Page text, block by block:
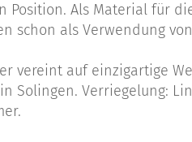
Position. Als Material für
schon als Verwendung
vereint auf einzigartige
Solingen. Verriegelung: